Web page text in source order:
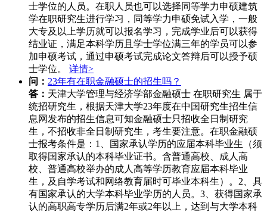
士学位的人员。在职人员也可以选择同等学力申硕建筑
学在职研究生进行学习，同等学力申硕免试入学，一般
大专及以上学历就可以报名学习，完成学业后可以获得
结业证，满足本科学历且学士学位满三年的学员可以参
加申硕考试，通过申硕考试完成论文答辩后可以授予硕
士学位。 详情>
问： 23年有在职金融硕士的招生吗？
答： 天津大学管理与经济学部金融硕士 在职研究生 属于
统招研究生，根据天津大学23年度在中国研究生招生信
息网发布的招生信息可知金融硕士只招收全日制研究
生，不招收非全日制研究生，考生要注意。在职金融硕
士报考条件是：1、国家承认学历的应届本科毕业生（须
取得国家承认的本科毕业证书。含普通高校、成人高
校、普通高校举办的成人高等学历教育应届本科毕业
生，及自学考试和网络教育届时可毕业本科生）。2、具
有国家承认的大学本科毕业学历的人员。3、获得国家承
认的高职高专学历后满2年或2年以上，达到与大学本科